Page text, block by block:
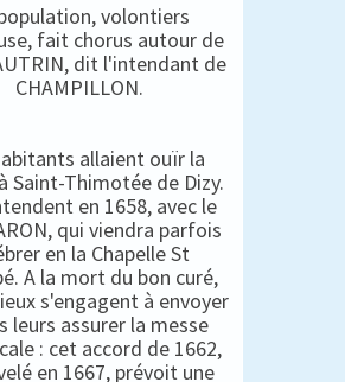
volontiers
fait chorus autour de
dit l'intendant de
CHAMPILLON.
allaient ouïr la
Saint-Thimotée de Dizy.
en 1658, avec le
qui viendra parfois
en la Chapelle St
A la mort du bon curé,
s'engagent à envoyer
leurs assurer la messe
: cet accord de 1662,
en 1667, prévoit une